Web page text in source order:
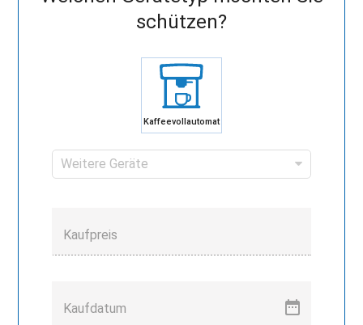
schützen?
Kaffeevollautomat
Weitere Geräte
Kaufpreis
Kaufdatum